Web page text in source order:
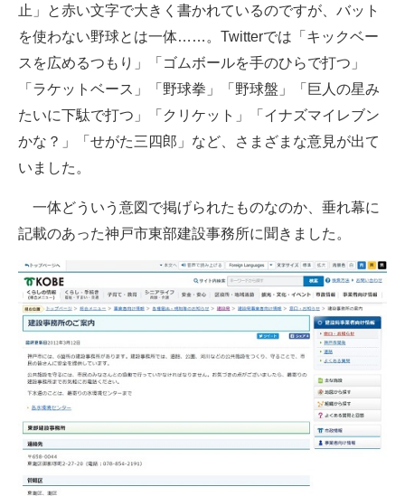
エレクトロニクス専門サイト
電子設計の基本と応用
エネルギーの専門メディア
建設×テクノロジーの最前線
ちょっと気になるネットの話題
止」と赤い文字で大きく書かれているのですが、バット
を使わない野球とは一体……。Twitterでは「キックベー
スを広めるつもり」「ゴムボールを手のひらで打つ」
「ラケットベース」「野球拳」「野球盤」「巨人の星み
たいに下駄で打つ」「クリケット」「イナズマイレブン
かな？」「せがた三四郎」など、さまざまな意見が出て
いました。
一体どういう意図で掲げられたものなのか、垂れ幕に
記載のあった神戸市東部建設事務所に聞きました。